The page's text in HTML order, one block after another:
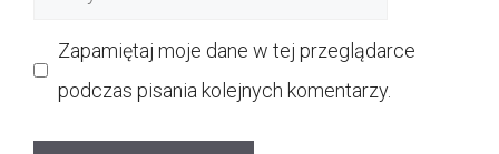
Zapamiętaj moje dane w tej przeglądarce
podczas pisania kolejnych komentarzy.